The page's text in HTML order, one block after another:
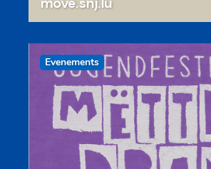
Evenements